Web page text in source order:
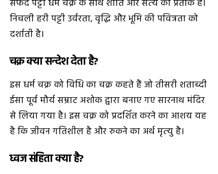
सफेद पट्टी धर्म चक्र के साथ शांति और सत्‍य का प्रतीक है।
निचली हरी पट्टी उर्वरता, वृद्धि और भूमि की पवित्रता को
दर्शाती है।
चक्र क्या सन्देश देता है?
इस धर्म चक्र को विधि का चक्र कहते हैं जो तीसरी शताब्‍दी
ईसा पूर्व मौर्य सम्राट अशोक द्वारा बनाए गए सारनाथ मंदिर
से लिया गया है। इस चक्र को प्रदर्शित करने का आशय यह
है कि जीवन गति‍शील है और रुकने का अर्थ मृत्‍यु है।
ध्‍वज संहिता क्या है?